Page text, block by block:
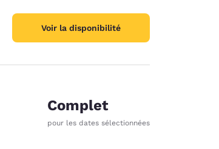
Voir la disponibilité
Complet
pour les dates sélectionnées